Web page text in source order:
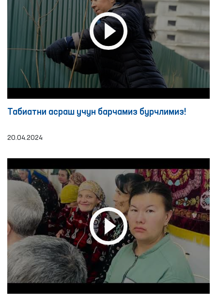
Табиатни асраш учун барчамиз бурчлимиз!
20.04.2024